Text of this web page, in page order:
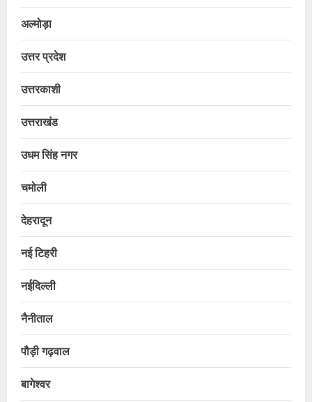
अल्मोड़ा
उत्तर प्रदेश
उत्तरकाशी
उत्तराखंड
उधम सिंह नगर
चमोली
देहरादून
नई टिहरी
नईदिल्ली
नैनीताल
पौड़ी गढ़वाल
बागेश्वर